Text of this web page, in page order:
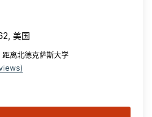
美国
离北德克萨斯大学